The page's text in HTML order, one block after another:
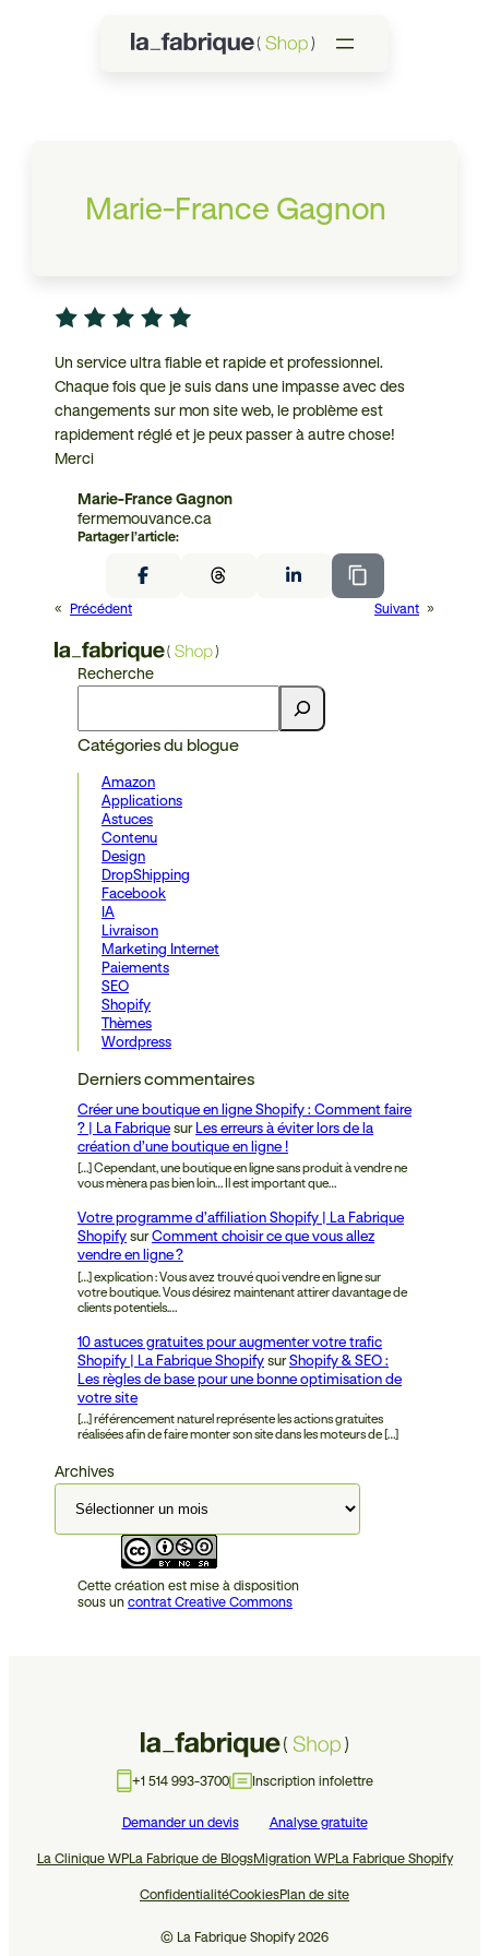
Marie-France Gagnon
Un service ultra fiable et rapide et professionnel.
Chaque fois que je suis dans une impasse avec des
changements sur mon site web, le problème est
rapidement réglé et je peux passer à autre chose!
Merci
Marie-France Gagnon
fermemouvance.ca
Partager l’article:
« Précédent Suivant »
Recherche
Catégories du blogue
Amazon
Applications
Astuces
Contenu
Design
DropShipping
Facebook
IA
Livraison
Marketing Internet
Paiements
SEO
Shopify
Thèmes
Wordpress
Derniers commentaires
Créer une boutique en ligne Shopify : Comment faire
? | La Fabrique sur Les erreurs à éviter lors de la
création d’une boutique en ligne !
[…] Cependant, une boutique en ligne sans produit à vendre ne
vous mènera pas bien loin… Il est important que…
Votre programme d’affiliation Shopify | La Fabrique
Shopify surComment choisir ce que vous allez
vendre en ligne ?
[…] explication : Vous avez trouvé quoi vendre en ligne sur
votre boutique. Vous désirez maintenant attirer davantage de
clients potentiels.…
10 astuces gratuites pour augmenter votre trafic
Shopify | La Fabrique Shopify surShopify & SEO :
Les règles de base pour une bonne optimisation de
votre site
[…] référencement naturel représente les actions gratuites
réalisées afin de faire monter son site dans les moteurs de […]
Archives
Cette création est mise à disposition
sous un contrat Creative Commons
+1 514 993-3700 Inscription infolettre
Demander un devis Analyse gratuite
La Clinique WPLa Fabrique de BlogsMigration WPLa Fabrique Shopify
ConfidentialitéCookiesPlan de site
© La Fabrique Shopify 2026